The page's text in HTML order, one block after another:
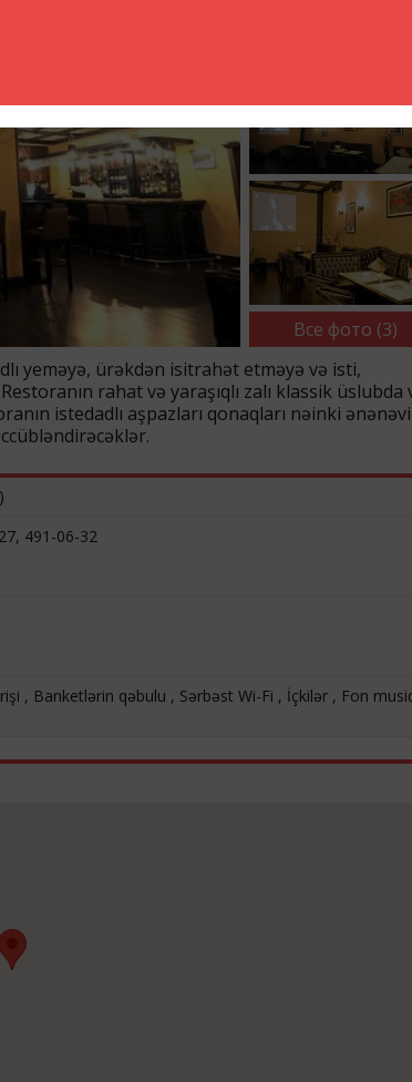
Все фото (3)
yeməyə, ürəkdən isitrahət etməyə və isti,
rahat və yaraşıqlı zalı klassik üslubda
istedadlı aşpazları qonaqları nəinki ənənəvi
491-06-32
, Banketlərin qəbulu , Sərbəst Wi-Fi , İçkilər , Fon